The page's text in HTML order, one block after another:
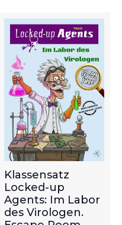
Klassensatz
Locked-up
Agents: Im Labor
des Virologen.